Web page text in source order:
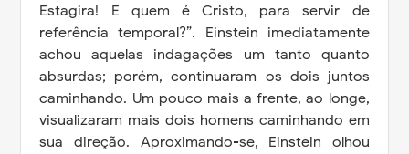
Estagira! E quem é Cristo, para servir de
referência temporal?”. Einstein imediatamente
achou aquelas indagações um tanto quanto
absurdas; porém, continuaram os dois juntos
caminhando. Um pouco mais a frente, ao longe,
visualizaram mais dois homens caminhando em
sua direção. Aproximando-se, Einstein olhou